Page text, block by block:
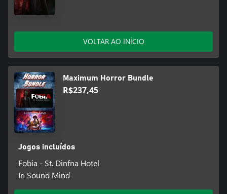
VOLTAR AO INÍCIO
Maximum Horror Bundle
R$237,45
Jogos incluídos
Fobia - St. Dinfna Hotel
In Sound Mind